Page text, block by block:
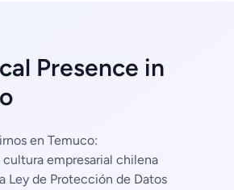
Presence in
en Temuco:
empresarial chilena
Ley de Protección de Datos